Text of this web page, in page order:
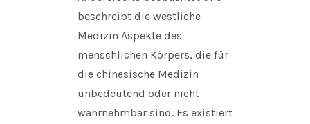
beschreibt die westliche
Medizin Aspekte des
menschlichen Körpers, die für
die chinesische Medizin
unbedeutend oder nicht
wahrnehmbar sind. Es existiert